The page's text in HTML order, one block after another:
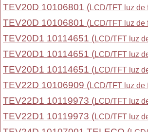
TEV20D 10106801 (LCD/TFT luz de
TEV20D 10106801 (LCD/TFT luz de
TEV20D1 10114651 (LCD/TFT luz
TEV20D1 10114651 (LCD/TFT luz
TEV20D1 10114651 (LCD/TFT luz
TEV22D 10106909 (LCD/TFT luz de
TEV22D1 10119973 (LCD/TFT luz
TEV22D1 10119973 (LCD/TFT luz